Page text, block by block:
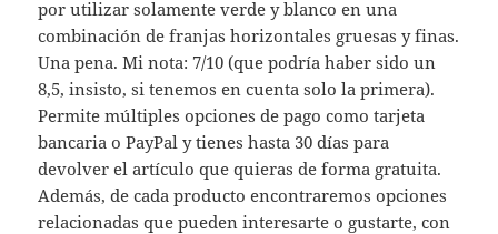
por utilizar solamente verde y blanco en una
combinación de franjas horizontales gruesas y finas.
Una pena. Mi nota: 7/10 (que podría haber sido un
8,5, insisto, si tenemos en cuenta solo la primera).
Permite múltiples opciones de pago como tarjeta
bancaria o PayPal y tienes hasta 30 días para
devolver el artículo que quieras de forma gratuita.
Además, de cada producto encontraremos opciones
relacionadas que pueden interesarte o gustarte, con